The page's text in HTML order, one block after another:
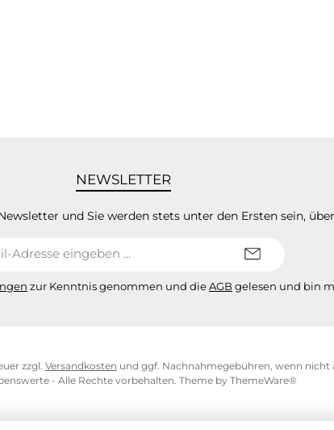
NEWSLETTER
und Sie werden stets unter den Ersten sein,
Mail-
zur Kenntnis genommen und dieAGBgelesen und bin
zzgl. Versandkosten und ggf. Nachnahmegebühren, wenn nicht
- Alle Rechte vorbehalten. Theme by ThemeWare®